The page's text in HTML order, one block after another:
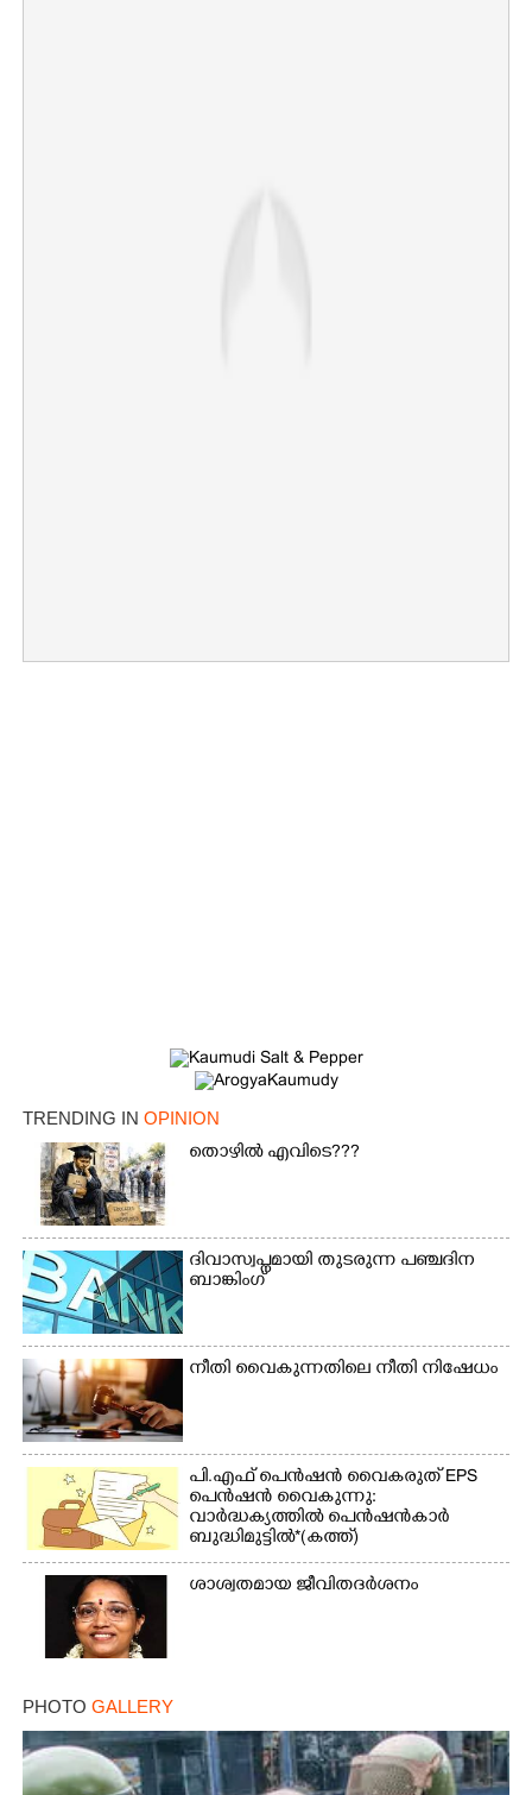
TRENDING IN OPINION
തൊഴിൽ എവിടെ???
ദിവാസ്വപ്നമായി തുടരുന്ന പഞ്ചദിന
ബാങ്കിംഗ്
നീതി വൈകുന്നതിലെ നീതി നിഷേധം
പി.എഫ് പെൻഷൻ വൈകരുത് EPS
പെൻഷൻ വൈകുന്നു:
വാർദ്ധക്യത്തിൽ പെൻഷൻകാർ
ബുദ്ധിമുട്ടിൽ*(കത്ത്)
ശാശ്വതമായ ജീവിതദർശനം
PHOTO GALLERY